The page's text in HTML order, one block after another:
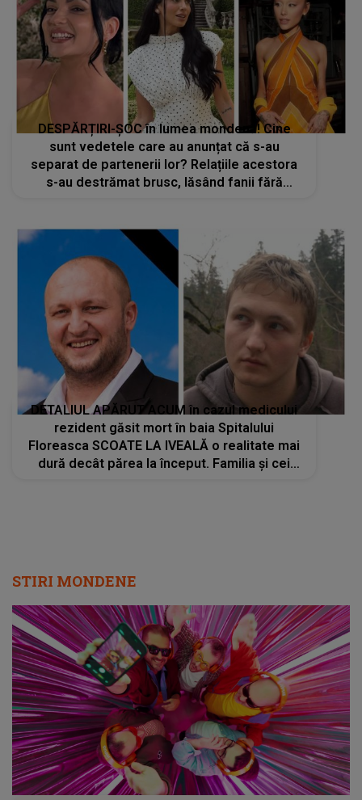
DESPĂRȚIRI-ȘOC în lumea mondenă! Cine
sunt vedetele care au anunțat că s-au
separat de partenerii lor? Relațiile acestora
s-au destrămat brusc, lăsând fanii fără
DETALIUL APĂRUT ACUM în cazul medicului
rezident găsit mort în baia Spitalului
Floreasca SCOATE LA IVEALĂ o realitate mai
dură decât părea la început. Familia și cei
STIRI MONDENE